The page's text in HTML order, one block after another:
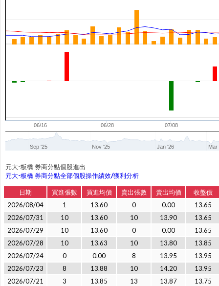
06/16 06/28 07/08
Sep '25 Nov '25 Jan '26 Mar
元大-板橋 券商分點個股進出
元大-板橋 券商分點全部個股操作績效/獲利分析
日期 買進張數 買進均價 賣出張數 賣出均價
收盤價
2026/08/04
1 13.60 0 0.00
13.65
2026/07/31
10 13.60 10 13.90
13.65
2026/07/29
10 13.60 0 0.00
13.65
2026/07/28
10 13.63 10 13.80
13.85
2026/07/24
0 0.00 8 13.95
13.95
2026/07/23
8 13.88 10 14.20
13.95
2026/07/21
3 13.85 13 13.87
13.75